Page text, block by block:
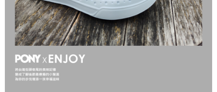
是否繳費成功／繳費後需取消欲退款等相關疑問，請聯繫「AFTEE先享後付
客戶支援中心」https://netprotections.freshdesk.com/support/home
【注意事項】
１．透過由恩沛科技股份有限公司提供之「AFTEE先享後付」服務完成之交
易，需依本服務之必要範圍內提供個人資料，並將交易相關給付款項請求債
權轉讓予恩沛科技股份有限公司。
２．關於個人資料處理事宜，請瀏覽以下網址：
https://aftee.tw/terms/#terms3
３．未成年的使用者請事先徵得法定代理人或監護人之同意方可使用